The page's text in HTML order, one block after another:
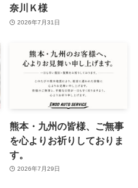
奈川Ｋ様
2026年7月31日
熊本・九州の皆様、ご無事
を心よりお祈りしておりま
す。
2026年7月29日